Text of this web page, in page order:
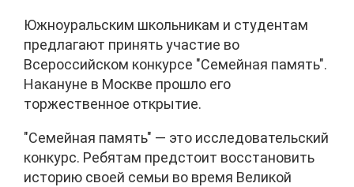
Южноуральским школьникам и студентам
предлагают принять участие во
Всероссийском конкурсе "Семейная память".
Накануне в Москве прошло его
торжественное открытие.
"Семейная память" — это исследовательский
конкурс. Ребятам предстоит восстановить
историю своей семьи во время Великой